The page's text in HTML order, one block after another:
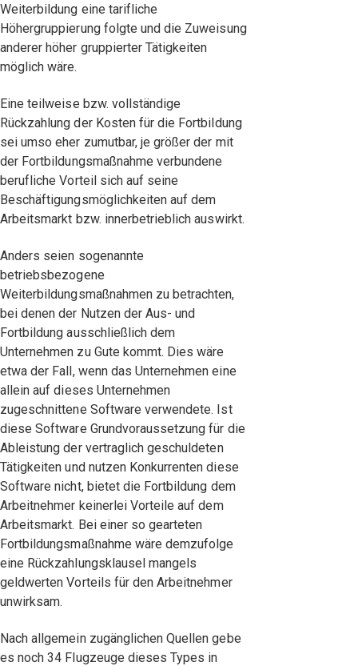
Weiterbildung eine tarifliche
Höhergruppierung folgte und die Zuweisung
anderer höher gruppierter Tätigkeiten
möglich wäre.
Eine teilweise bzw. vollständige
Rückzahlung der Kosten für die Fortbildung
sei umso eher zumutbar, je größer der mit
der Fortbildungsmaßnahme verbundene
berufliche Vorteil sich auf seine
Beschäftigungsmöglichkeiten auf dem
Arbeitsmarkt bzw. innerbetrieblich auswirkt.
Anders seien sogenannte
betriebsbezogene
Weiterbildungsmaßnahmen zu betrachten,
bei denen der Nutzen der Aus- und
Fortbildung ausschließlich dem
Unternehmen zu Gute kommt. Dies wäre
etwa der Fall, wenn das Unternehmen eine
allein auf dieses Unternehmen
zugeschnittene Software verwendete. Ist
diese Software Grundvoraussetzung für die
Ableistung der vertraglich geschuldeten
Tätigkeiten und nutzen Konkurrenten diese
Software nicht, bietet die Fortbildung dem
Arbeitnehmer keinerlei Vorteile auf dem
Arbeitsmarkt. Bei einer so gearteten
Fortbildungsmaßnahme wäre demzufolge
eine Rückzahlungsklausel mangels
geldwerten Vorteils für den Arbeitnehmer
unwirksam.
Nach allgemein zugänglichen Quellen gebe
es noch 34 Flugzeuge dieses Types in